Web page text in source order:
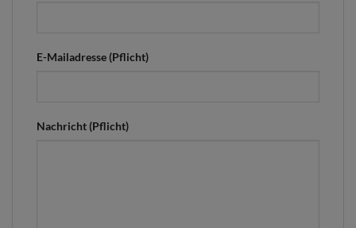
E-Mailadresse (Pflicht)
Nachricht (Pflicht)